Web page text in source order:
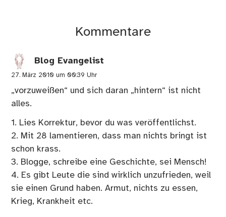
Kommentare
Blog Evangelist
27. März 2010 um 00:39 Uhr
„vorzuweißen“ und sich daran „hintern“ ist nicht
alles.
1. Lies Korrektur, bevor du was veröffentlichst.
2. Mit 28 lamentieren, dass man nichts bringt ist
schon krass.
3. Blogge, schreibe eine Geschichte, sei Mensch!
4. Es gibt Leute die sind wirklich unzufrieden, weil
sie einen Grund haben. Armut, nichts zu essen,
Krieg, Krankheit etc.